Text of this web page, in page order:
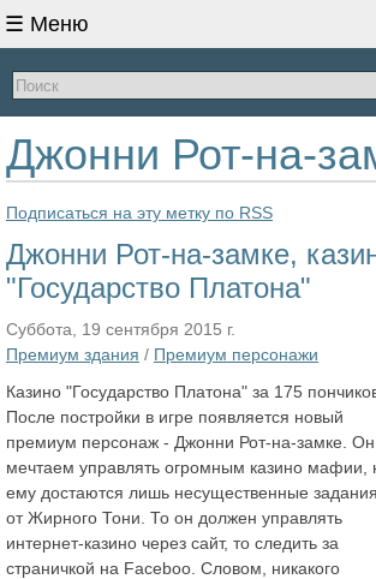
Джонни Рот-на-
Подписаться на эту метку по RSS
Джонни Рот-на-замке,
"Государство Платона"
Суббота, 19 сентября 2015 г.
Премиум здания / Премиум персонажи
Казино "Государство Платона" за 175
После постройки в игре появляется новый
премиум персонаж - Джонни Рот-на-замке. Он
мечтаем управлять огромным казино мафии,
ему достаются лишь несущественные задания
от Жирного Тони. То он должен управлять
интернет-казино через сайт, то следить за
страничкой на Faceboo. Словом, никакого